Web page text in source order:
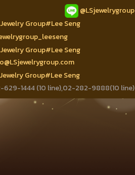
@LSjewelrygroup
Group#Lee Seng
Group#Lee Seng
Group#Lee Seng
1444 (10 line),02-282-9888(10 line)